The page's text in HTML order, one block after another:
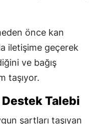
önce kan
iletişime geçerek
ve bağış
taşıyor.
Destek Talebi
şartları taşıyan